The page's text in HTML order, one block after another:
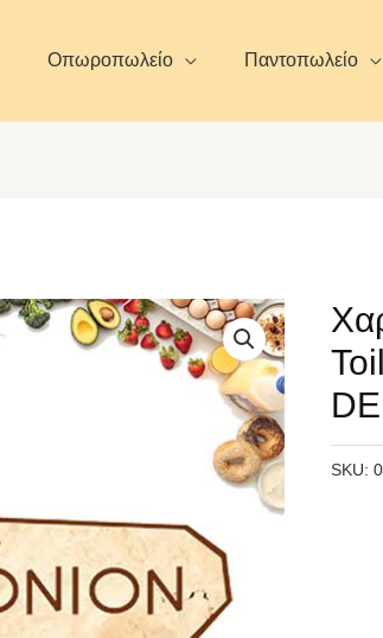
Οπωροπωλείο Παντοπωλείο
SKU: